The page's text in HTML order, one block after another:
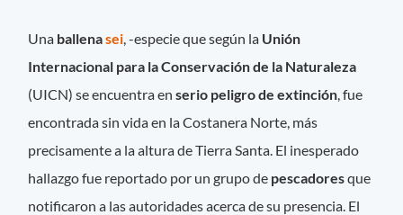
Una ballenasei , -especie que según la Unión
Internacional para la Conservación de la Naturaleza
(UICN) se encuentra enserio peligro de extinción , fue
encontrada sin vida en la Costanera Norte, más
precisamente a la altura de Tierra Santa. El inesperado
hallazgo fue reportado por un grupo de pescadoresque
notificaron a las autoridades acerca de su presencia. El